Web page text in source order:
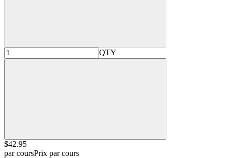
QTY
$42.95
par coursPrix par cours